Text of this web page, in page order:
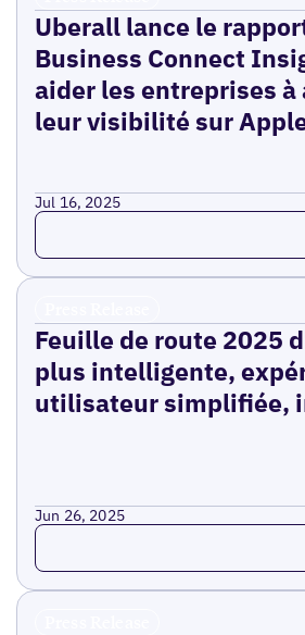
Uberall lance le
Business Connect
aider les entreprises
leur visibilité sur
Jul 16, 2025
Read more
Feuille de route 2025
plus intelligente,
utilisateur simplifiée,
Jun 26, 2025
Read more